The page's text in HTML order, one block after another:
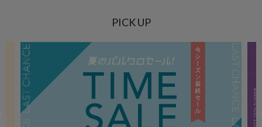
PICK UP